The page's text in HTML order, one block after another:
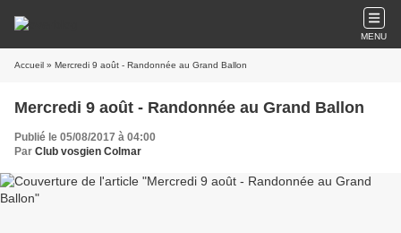
MENU
Accueil » Mercredi 9 août - Randonnée au Grand Ballon
Mercredi 9 août - Randonnée au Grand Ballon
Publié le 05/08/2017 à 04:00
Par Club vosgien Colmar